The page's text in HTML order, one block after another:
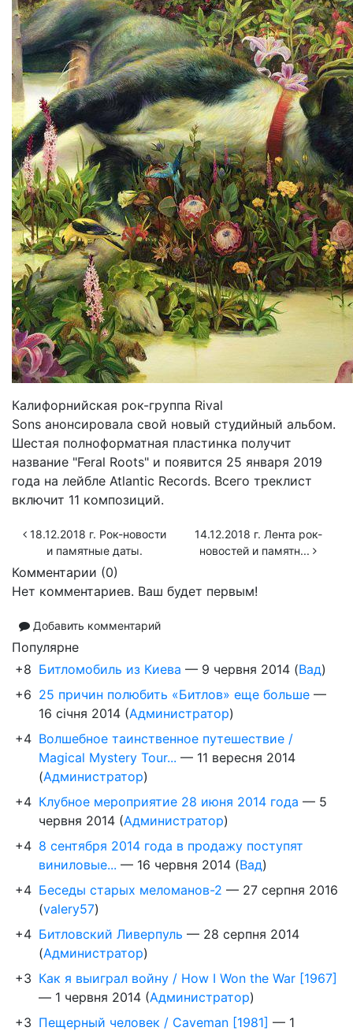
Калифорнийская рок-группа Rival
Sons анонсировала свой новый студийный альбом.
Шестая полноформатная пластинка получит
название "Feral Roots" и появится 25 января 2019
года на лейбле Atlantic Records. Всего треклист
включит 11 композиций.
18.12.2018 г. Рок-новости
и памятные даты.
14.12.2018 г. Лента рок-
новостей и памятн...
Комментарии (0)
Нет комментариев. Ваш будет первым!
Добавить комментарий
Популярне
+8 Битломобиль из Киева — 9 червня 2014 (Вад)
+6 25 причин полюбить «Битлов» еще больше —
16 січня 2014 (Администратор)
+4 Волшебное таинственное путешествие /
Magical Mystery Tour... — 11 вересня 2014
(Администратор)
+4 Клубное мероприятие 28 июня 2014 года — 5
червня 2014 (Администратор)
+4 8 сентября 2014 года в продажу поступят
виниловые... — 16 червня 2014 (Вад)
+4 Беседы старых меломанов-2 — 27 серпня 2016
(valery57)
+4 Битловский Ливерпуль — 28 серпня 2014
(Администратор)
+3 Как я выиграл войну / How I Won the War [1967]
— 1 червня 2014 (Администратор)
+3 Пещерный человек / Caveman [1981] — 1